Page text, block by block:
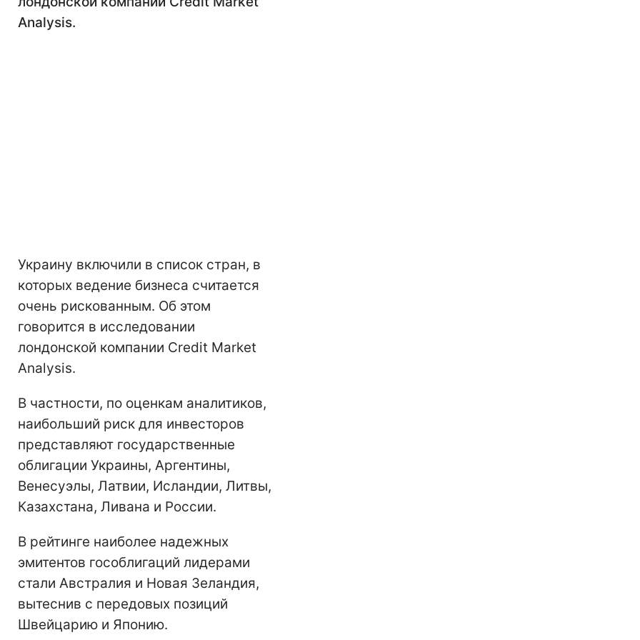
Analysis.
Украину включили в список стран, в
которых ведение бизнеса считается
очень рискованным. Об этом
говорится в исследовании
лондонской компании Credit Market
Analysis.
В частности, по оценкам аналитиков,
наибольший риск для инвесторов
представляют государственные
облигации Украины, Аргентины,
Венесуэлы, Латвии, Исландии, Литвы,
Казахстана, Ливана и России.
В рейтинге наиболее надежных
эмитентов гособлигаций лидерами
стали Австралия и Новая Зеландия,
вытеснив с передовых позиций
Швейцарию и Японию.